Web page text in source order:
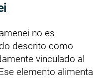
no es
descrito como
vinculado al
elemento alimenta